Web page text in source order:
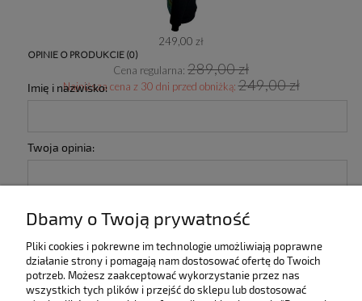
249,00 zł
Cena regularna: 289,00 zł
Najniższa cena z 30 dni przed obniżką:249,00 zł
OPINIE O PRODUKCIE (0)
Imię i nazwisko:
Twoja opinia:
wyślij
Dbamy o Twoją prywatność
Pliki cookies i pokrewne im technologie umożliwiają poprawne
działanie strony i pomagają nam dostosować ofertę do Twoich
potrzeb. Możesz zaakceptować wykorzystanie przez nas
wszystkich tych plików i przejść do sklepu lub dostosować